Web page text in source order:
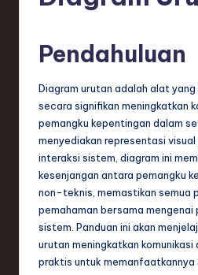
L
Pendahuluan
Diagram urutan adalah alat
secara signifikan meningkatkan
pemangku kepentingan dalam
menyediakan representasi
interaksi sistem, diagram ini
kesenjangan antara pemangku
non-teknis, memastikan semua
pemahaman bersama mengenai
sistem. Panduan ini akan
urutan meningkatkan
praktis untuk